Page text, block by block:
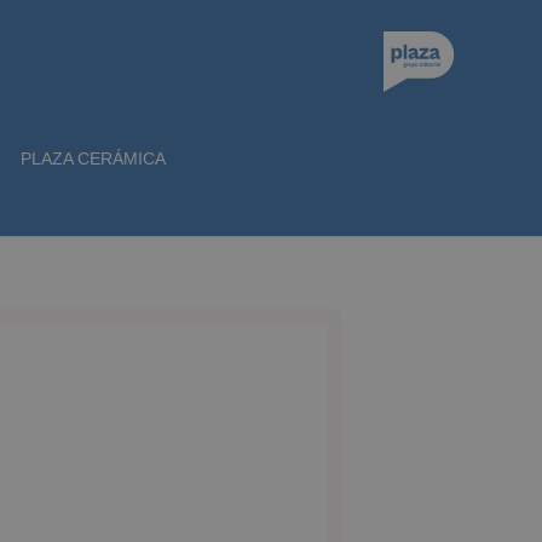
PLAZA CERÁMICA